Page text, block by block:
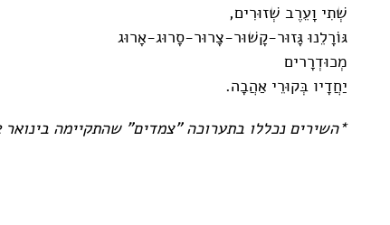
שְׁתִי וָעֵרֶב שְׁזוּרִים,
גּוֹרָלֵנוּ גָּזוּר-קָשׁוּר-צָרוּר-סָרוּג-אָרוּג
מְכוּדְרָרים
יַחֲדָיו בְּקוּרֵי אַהֲבָה.
*השירים נכללו בתערוכה "צמדים" שהתקיימה בינואר 2022 בגלריה בן עמי בתל אביב.